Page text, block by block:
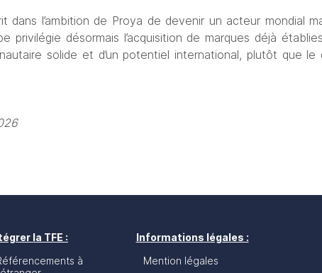
dans l’ambition de Proya de devenir un acteur mondial
privilégie désormais l’acquisition de marques déjà
solide et d’un potentiel international, plutôt que
la TFE :
à
Informations légales :
Mention légales